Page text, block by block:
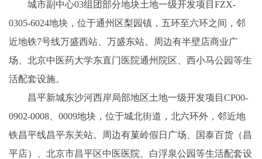
城市副中心03组团部分地块土地一级开发项目FZX-
0305-6024地块，位于通州区梨园镇，五环至六环之间，邻
近地铁7号线万盛西站、万盛东站。周边有半壁店商业广
场、北京中医药大学东直门医院通州院区、西小马公园等生
活配套设施。
昌平新城东沙河西岸局部地区土地一级开发项目CP00-
0902-0008、0009地块，位于城北街道，北六环外，邻近地
铁昌平线昌平东关站。周边有菓岭假日广场、国泰百货（昌
平店）、北京市昌平区中医医院、白浮泉公园等生活配套设